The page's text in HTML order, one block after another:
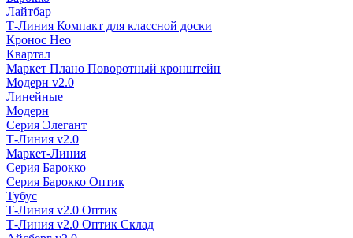
Лайтбар
Т-Линия Компакт для классной доски
Кронос Нео
Квартал
Маркет Плано Поворотный кронштейн
Модерн v2.0
Линейные
Модерн
Серия Элегант
Т-Линия v2.0
Маркет-Линия
Серия Барокко
Серия Барокко Оптик
Тубус
Т-Линия v2.0 Оптик
Т-Линия v2.0 Оптик Склад